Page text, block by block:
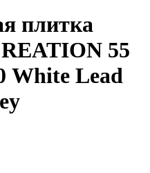
плитка
55
Lead